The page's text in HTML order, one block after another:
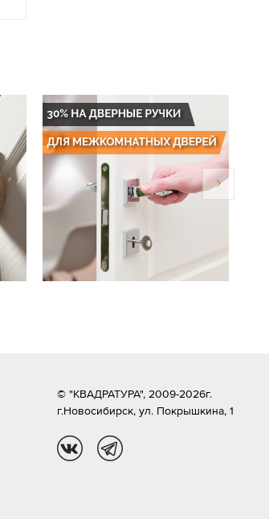
© "КВАДРАТУРА", 2009-2026г.
г.Новосибирск, ул. Покрышкина, 1